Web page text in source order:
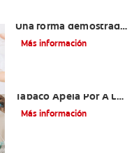
Una forma demostrada
para mantener una
Más información
Tabaco Apela Por A La
Juventud
Más información